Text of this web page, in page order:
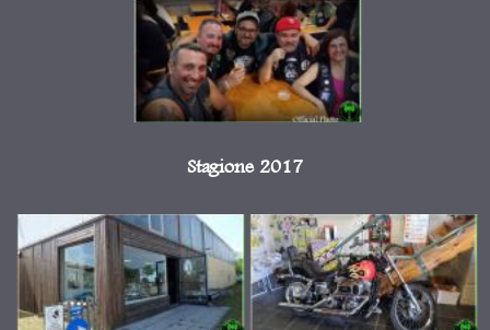
Stagione 2017